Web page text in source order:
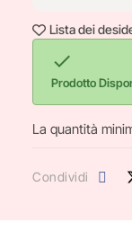
Lista dei

Prodotto
La quantità
Condividi